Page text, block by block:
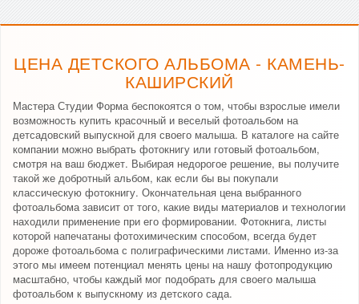
ЦЕНА ДЕТСКОГО АЛЬБОМА - КАМЕНЬ-
КАШИРСКИЙ
Мастера Студии Форма беспокоятся о том, чтобы взрослые имели
возможность купить красочный и веселый фотоальбом на
детсадовский выпускной для своего малыша. В каталоге на сайте
компании можно выбрать фотокнигу или готовый фотоальбом,
смотря на ваш бюджет. Выбирая недорогое решение, вы получите
такой же добротный альбом, как если бы вы покупали
классическую фотокнигу. Окончательная цена выбранного
фотоальбома зависит от того, какие виды материалов и технологии
находили применение при его формировании. Фотокнига, листы
которой напечатаны фотохимическим способом, всегда будет
дороже фотоальбома с полиграфическими листами. Именно из-за
этого мы имеем потенциал менять цены на нашу фотопродукцию
масштабно, чтобы каждый мог подобрать для своего малыша
фотоальбом к выпускному из детского сада.